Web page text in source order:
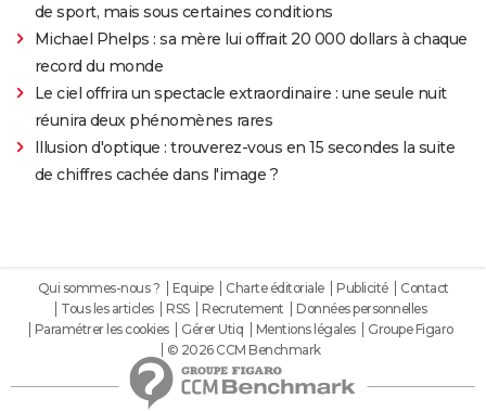
de sport, mais sous certaines conditions
Michael Phelps : sa mère lui offrait 20 000 dollars à chaque
record du monde
Le ciel offrira un spectacle extraordinaire : une seule nuit
réunira deux phénomènes rares
Illusion d'optique : trouverez-vous en 15 secondes la suite
de chiffres cachée dans l'image ?
Qui sommes-nous ? Equipe Charte éditoriale Publicité
Contact
Tous les articles
RSS Recrutement
Données personnelles
Paramétrer les cookies
Gérer Utiq Mentions légales
Groupe Figaro
© 2026 CCM Benchmark